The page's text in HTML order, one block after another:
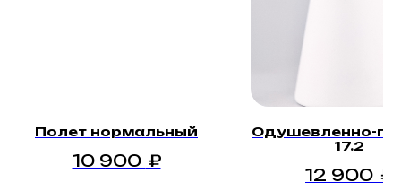
Полет нормальный
10 900 ₽
Одушевленно-
17.2
12 900 ₽